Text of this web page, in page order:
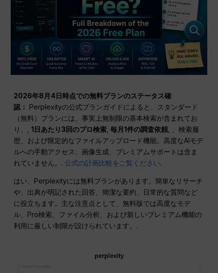
2026年8月4日時点での無料プランのステータス確
認： Perplexityの公式プランガイドによると、スタンダード
（無料）プランには、事実上無制限の基本検索が含まれてお
り、,1日あたり3回のプロ検索 ,毎月1件の調査依頼 , 、検索履
歴、および限定的なファイルアップロード機能。高度なAIモデ
ルへの手動アクセス、画像生成、プレミアムサポートは含ま
れていません。.公式の計画比較をご覧ください.
はい、Perplexityには無料プランがあります。簡単なリサーチ
や、出典が明記された回答、簡潔な要約、日常的な質問など
に役立ちます。主な注意点として、無料版では高度なモデ
ル、Pro検索、ファイル分析、および新しいプレミアム機能の
利用に厳しい制限が設けられています。.